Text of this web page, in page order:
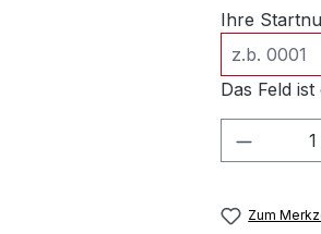
Ihre
Das Feld
Zum